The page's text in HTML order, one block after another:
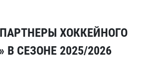
ХОККЕЙНОГО
В СЕЗОНЕ 2025/2026